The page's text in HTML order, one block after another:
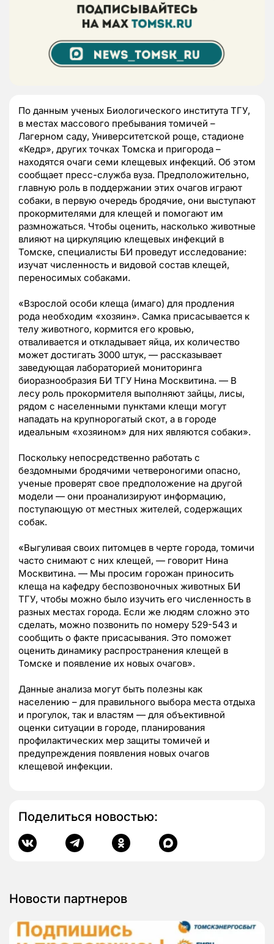
По данным ученых Биологического института ТГУ,
в местах массового пребывания томичей –
Лагерном саду, Университетской роще, стадионе
«Кедр», других точках Томска и пригорода –
находятся очаги семи клещевых инфекций. Об этом
сообщает пресс-служба вуза. Предположительно,
главную роль в поддержании этих очагов играют
собаки, в первую очередь бродячие, они выступают
прокормителями для клещей и помогают им
размножаться. Чтобы оценить, насколько животные
влияют на циркуляцию клещевых инфекций в
Томске, специалисты БИ проведут исследование:
изучат численность и видовой состав клещей,
переносимых собаками.
«Взрослой особи клеща (имаго) для продления
рода необходим «хозяин». Самка присасывается к
телу животного, кормится его кровью,
отваливается и откладывает яйца, их количество
может достигать 3000 штук, — рассказывает
заведующая лабораторией мониторинга
биоразнообразия БИ ТГУ Нина Москвитина. — В
лесу роль прокормителя выполняют зайцы, лисы,
рядом с населенными пунктами клещи могут
нападать на крупнорогатый скот, а в городе
идеальным «хозяином» для них являются собаки».
Поскольку непосредственно работать с
бездомными бродячими четвероногими опасно,
ученые проверят свое предположение на другой
модели — они проанализируют информацию,
поступающую от местных жителей, содержащих
собак.
«Выгуливая своих питомцев в черте города, томичи
часто снимают с них клещей, — говорит Нина
Москвитина. — Мы просим горожан приносить
клеща на кафедру беспозвоночных животных БИ
ТГУ, чтобы можно было изучить его численность в
разных местах города. Если же людям сложно это
сделать, можно позвонить по номеру 529-543 и
сообщить о факте присасывания. Это поможет
оценить динамику распространения клещей в
Томске и появление их новых очагов».
Данные анализа могут быть полезны как
населению – для правильного выбора места отдыха
и прогулок, так и властям — для объективной
оценки ситуации в городе, планирования
профилактических мер защиты томичей и
предупреждения появления новых очагов
клещевой инфекции.
Поделиться новостью:
Новости партнеров